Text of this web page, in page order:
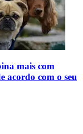
mais com
acordo com o seu